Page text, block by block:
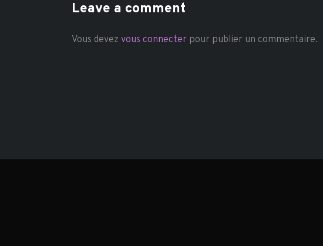
Leave a comment
Vous devez vous connecter pour publier un commentaire.